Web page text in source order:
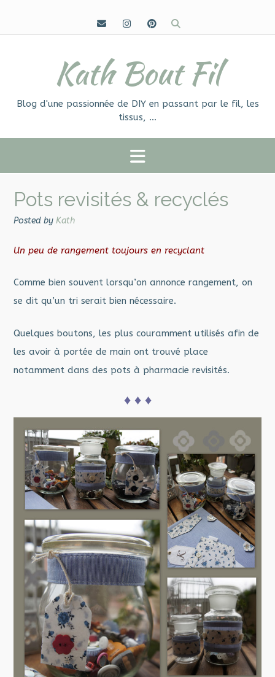
content
Kath Bout Fil
Blog d'une passionnée de DIY en passant par le fil, les
tissus, …
Pots revisités & recyclés
Posted by Kath
Un peu de rangement toujours en recyclant
Comme bien souvent lorsqu’on annonce rangement, on
se dit qu’un tri serait bien nécessaire.
Quelques boutons, les plus couramment utilisés afin de
les avoir à portée de main ont trouvé place
notamment dans des pots à pharmacie revisités.
♦ ♦ ♦